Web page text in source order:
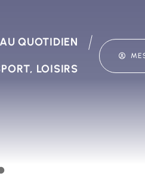
AU QUOTIDIEN
LOISIRS